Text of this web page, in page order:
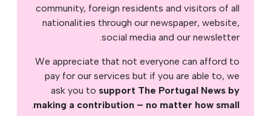
community, foreign residents and visitors of all
nationalities through our newspaper, website,
social media and our newsletter.
We appreciate that not everyone can afford to
pay for our services but if you are able to, we
ask you to support The Portugal News by
making a contribution – no matter how small
.